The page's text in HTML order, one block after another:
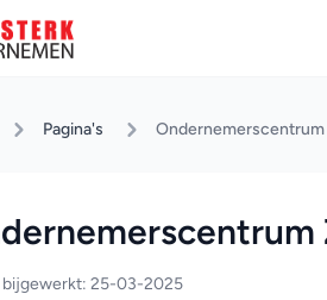
Pagina's Ondernemerscentrum
bijgewerkt: 25-03-2025